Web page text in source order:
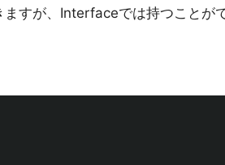
すが、Interfaceでは持つことが